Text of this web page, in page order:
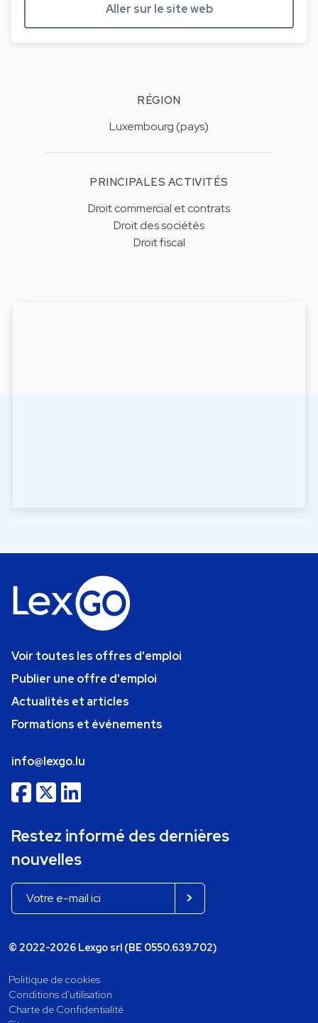
Aller sur le site web
RÉGION
Luxembourg (pays)
PRINCIPALES ACTIVITÉS
Droit commercial et contrats
Droit des sociétés
Droit fiscal
Voir toutes les offres d'emploi
Publier une offre d'emploi
Actualités et articles
Formations et événements
info@lexgo.lu
Restez informé des dernières
nouvelles
© 2022-2026 Lexgo srl (BE 0550.639.702)
Politique de cookies
Conditions d'utilisation
Charte de Confidentialité